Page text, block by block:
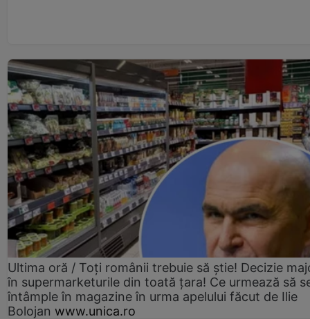
Ultima oră / Toți românii trebuie să știe! Decizie
în supermarketurile din toată țara! Ce urmează să
întâmple în magazine în urma apelului făcut de Ilie
Bolojan www.unica.ro